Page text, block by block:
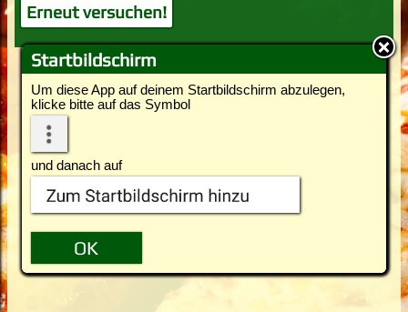
Startbildschirm
Um diese App auf deinem Startbildschirm abzulegen,
klicke bitte auf das Symbol
und danach auf
Erneut versuchen!